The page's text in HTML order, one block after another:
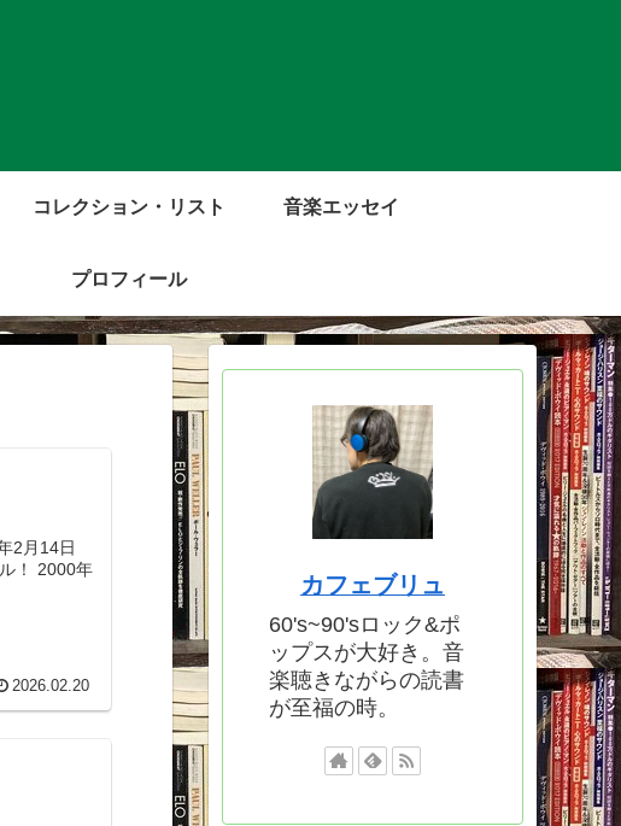
コレクション・リスト 音楽エッセイ
プロフィール
2026.02.20
カフェブリュ
60's~90'sロック&ポ
ップスが大好き。音
楽聴きながらの読書
が至福の時。